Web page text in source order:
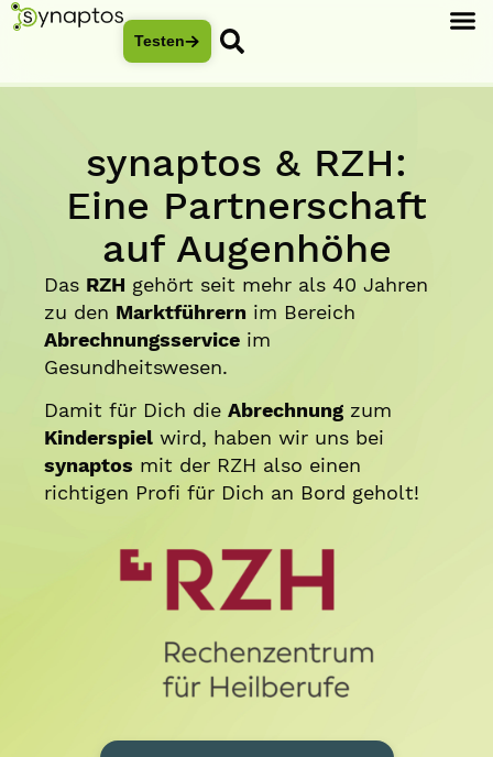
Testen
synaptos & RZH:
Eine Partnerschaft
auf Augenhöhe
Das RZH gehört seit mehr als 40 Jahren
zu den Marktführern im Bereich
Abrechnungsservice im
Gesundheitswesen.
Damit für Dich die Abrechnung zum
Kinderspiel wird, haben wir uns bei
synaptos mit der RZH also einen
richtigen Profi für Dich an Bord geholt!